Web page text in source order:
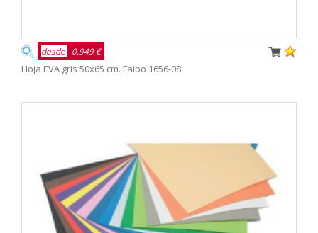
desde 0,949 €
Hoja EVA gris 50x65 cm. Faibo 1656-08